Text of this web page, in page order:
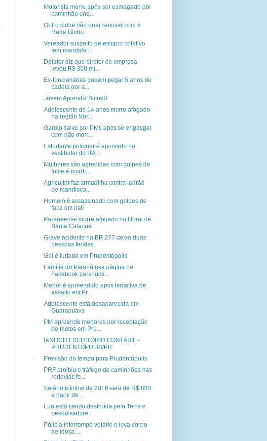
Motorista morre após ser esmagado por
caminhão enq...
Outro clube não quer renovar com a
Rede Globo
Vereador suspeito de estupro coletivo
tem mandato ...
Delator diz que diretor de empresa
levou R$ 300 mi...
Ex-funcionárias podem pegar 5 anos de
cadeia por a...
Jovem Aprendiz Sicredi
Adolescente de 14 anos morre afogado
na região Nor...
Garoto salvo por PMs após se engasgar
com pão morr...
Estudante potiguar é aprovado no
vestibular do ITA...
Mulheres são agredidas com golpes de
foice e mordi...
Agricultor faz armadilha contra ladrão
de mandioca...
Homem é assassinado com golpes de
faca em Irati
Paranaense morre afogado no litoral de
Santa Catarina
Grave acidente na BR 277 deixa duas
pessoas feridas
Gol é furtado em Prudentópolis
Família do Paraná usa página no
Facebook para loca...
Menor é apreendido após tentativa de
assalto em Pr...
Adolescente está desaparecida em
Guarapuava
PM apreende menores por receptação
de motos em Pru...
IANUCH ESCRITÓRIO CONTÁBIL -
PRUDENTÓPOLIS/PR
Previsão do tempo para Prudentópolis
PRF proibiu o tráfego de caminhões nas
rodovias fe...
Salário mínimo de 2016 será de R$ 880
a partir de ...
Lua está sendo destruída pela Terra e
pesquisadore...
Polícia interrompe velório e leva corpo
de idosa. ...